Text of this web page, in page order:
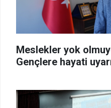
Meslekler yok
Gençlere hayati